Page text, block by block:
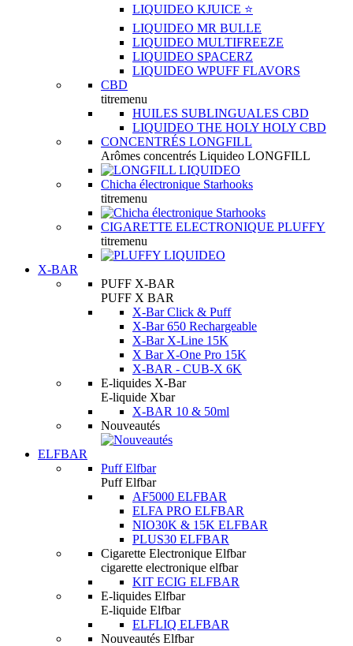
LIQUIDEO KJUICE ⭐️
LIQUIDEO MR BULLE
LIQUIDEO MULTIFREEZE
LIQUIDEO SPACERZ
LIQUIDEO WPUFF FLAVORS
CBD
titremenu
HUILES SUBLINGUALES CBD
LIQUIDEO THE HOLY HOLY CBD
CONCENTRÉS LONGFILL
Arômes concentrés Liquideo LONGFILL
Chicha électronique Starhooks
titremenu
CIGARETTE ELECTRONIQUE PLUFFY
titremenu
X-BAR
PUFF X-BAR
PUFF X BAR
X-Bar Click & Puff
X-Bar 650 Rechargeable
X-Bar X-Line 15K
X Bar X-One Pro 15K
X-BAR - CUB-X 6K
E-liquides X-Bar
E-liquide Xbar
X-BAR 10 & 50ml
Nouveautés
ELFBAR
Puff Elfbar
Puff Elfbar
AF5000 ELFBAR
ELFA PRO ELFBAR
NIO30K & 15K ELFBAR
PLUS30 ELFBAR
Cigarette Electronique Elfbar
cigarette electronique elfbar
KIT ECIG ELFBAR
E-liquides Elfbar
E-liquide Elfbar
ELFLIQ ELFBAR
Nouveautés Elfbar